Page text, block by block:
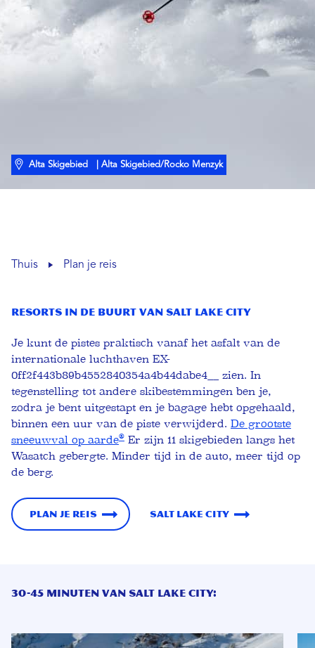
Alta Skigebied | Alta Skigebied/Rocko Menzyk
Thuis Plan je reis
Resorts in de buurt van Salt Lake City
Je kunt de pistes praktisch vanaf het asfalt van de
internationale luchthaven EX-
0ff2f443b89b4552840354a4b44dabe4__ zien. In
tegenstelling tot andere skibestemmingen ben je,
zodra je bent uitgestapt en je bagage hebt opgehaald,
binnen een uur van de piste verwijderd. De grootste
sneeuwval op aarde® Er zijn 11 skigebieden langs het
Wasatch gebergte. Minder tijd in de auto, meer tijd op
de berg.
Plan je reis Salt Lake City
30-45 MINUTEN VAN SALT LAKE CITY: